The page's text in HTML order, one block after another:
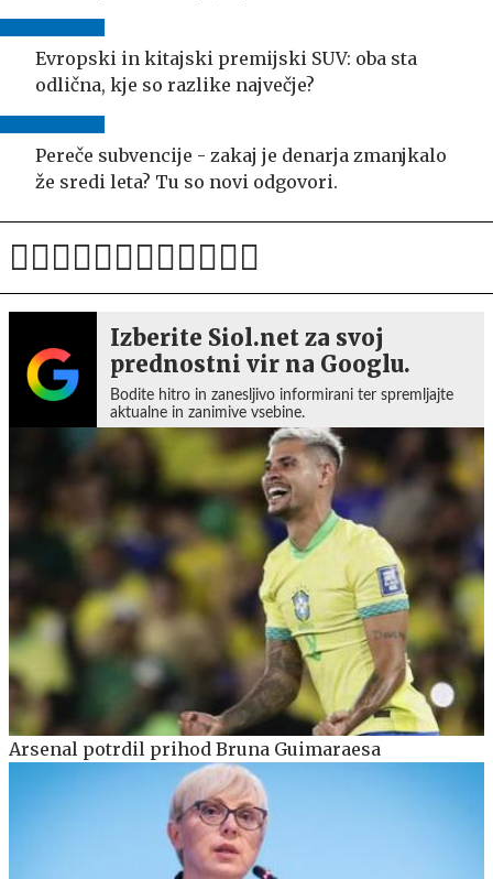
Evropski in kitajski premijski SUV: oba sta
odlična, kje so razlike največje?
Pereče subvencije - zakaj je denarja zmanjkalo
že sredi leta? Tu so novi odgovori.
Izberite Siol.net za svoj
prednostni vir na Googlu.
Bodite hitro in zanesljivo informirani ter spremljajte
aktualne in zanimive vsebine.
Arsenal potrdil prihod Bruna Guimaraesa